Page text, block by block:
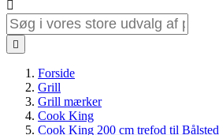


Forside
Grill
Grill mærker
Cook King
Cook King 200 cm trefod til Bålsted